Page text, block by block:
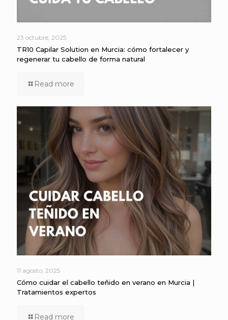
23 octubre, 2025
TR10 Capilar Solution en Murcia: cómo fortalecer y
regenerar tu cabello de forma natural
Read more
11 agosto, 2025
Cómo cuidar el cabello teñido en verano en Murcia |
Tratamientos expertos
Read more